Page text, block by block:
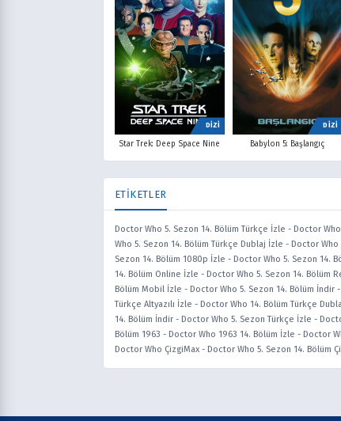
DİZİ
Star Trek: Deep Space Nine
DİZİ
Babylon 5: Başlangıç
ETİKETLER
Doctor Who 5. Sezon 14. Bölüm Türkçe İzle - Doctor
Who 5. Sezon 14. Bölüm Türkçe Dublaj İzle - Doctor Who
Sezon 14. Bölüm 1080p İzle - Doctor Who 5. Sezon 14.
14. Bölüm Online İzle - Doctor Who 5. Sezon 14. Bölüm
Bölüm Mobil İzle - Doctor Who 5. Sezon 14. Bölüm İndir -
Türkçe Altyazılı İzle - Doctor Who 14. Bölüm Türkçe
14. Bölüm İndir - Doctor Who 5. Sezon Türkçe İzle -
Bölüm 1963 - Doctor Who 1963 14. Bölüm İzle - Doctor
Doctor Who ÇizgiMax - Doctor Who 5. Sezon 14. Bölüm